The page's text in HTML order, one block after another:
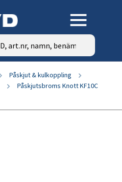
Påskjut & kulkoppling
Påskjutsbroms Knott KF10C